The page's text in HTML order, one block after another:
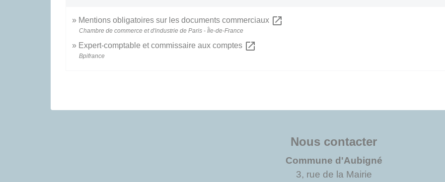
Mentions obligatoires sur les documents commerciaux open_in_new
Chambre de commerce et d'industrie de Paris - Île-de-France
Expert-comptable et commissaire aux comptes open_in_new
Bpifrance
Nous contacter
Commune d'Aubigné
3, rue de la Mairie